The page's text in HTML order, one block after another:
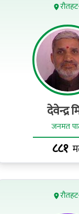
देवेन्द्र
जनमत
८८१